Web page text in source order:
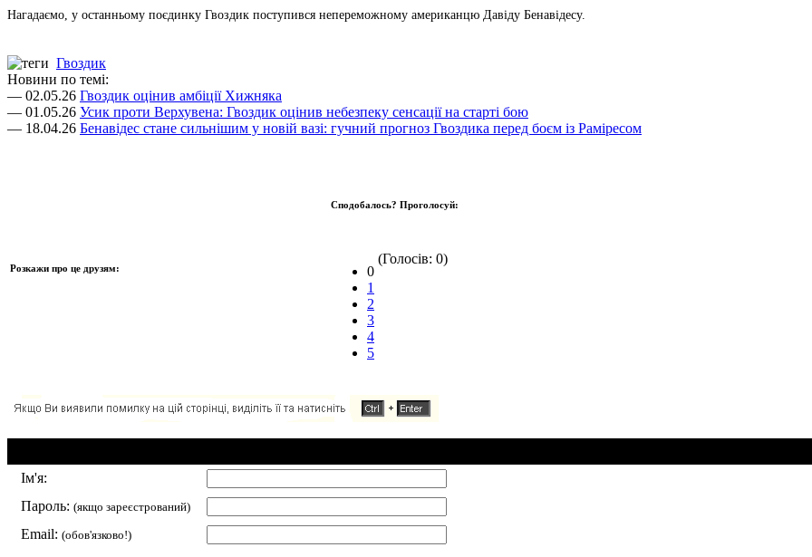
Нагадаємо, у останньому поєдинку Гвоздик поступився непереможному американцю Давіду Бенавідесу.
Гвоздик
Новини по темі:
— 02.05.26 Гвоздик оцінив амбіції Хижняка
— 01.05.26 Усик проти Верхувена: Гвоздик оцінив небезпеку сенсації на старті бою
— 18.04.26 Бенавідес стане сильнішим у новій вазі: гучний прогноз Гвоздика перед боєм із Раміресом
Розкажи про це друзям:
Сподобалось? Проголосуй:
0
1
2
3
4
5
(Голосів: 0)
Ім'я:
Пароль: (якщо зареєстрований)
Email: (обов'язково!)